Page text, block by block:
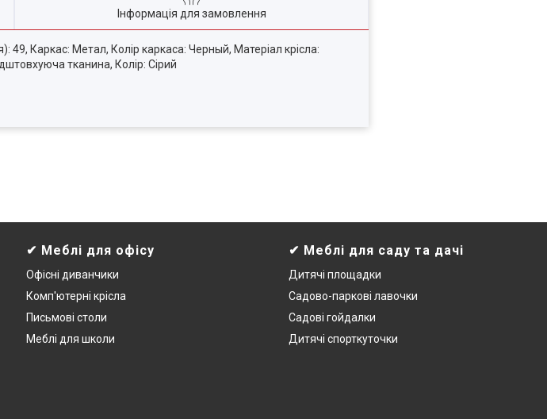
Інформація для замовлення
49, Каркас: Метал, Колір каркаса: Черный, Матеріал крісла:
тканина, Колір: Сірий
✔ Меблі для офісу
Офісні диванчики
Комп'ютерні крісла
Письмові столи
Меблі для школи
✔ Меблі для саду та дачі
Дитячі площадки
Садово-паркові лавочки
Садові гойдалки
Дитячі спорткуточки